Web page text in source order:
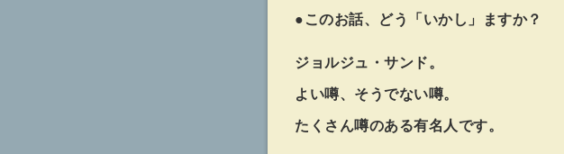
●このお話、どう「いかし」ますか？
ジョルジュ・サンド。
よい噂、そうでない噂。
たくさん噂のある有名人です。